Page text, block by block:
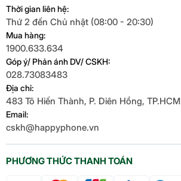
PHƯƠNG THỨC THANH TOÁN
Thời gian liên hệ:
Thứ 2 đến Chủ nhật (08:00 - 20:30)
Mua hàng:
1900.633.634
Góp ý/ Phản ánh DV/ CSKH:
028.73083483
Địa chỉ:
483 Tô Hiến Thành, P. Diên Hồng, TP.HCM
Email:
cskh@happyphone.vn